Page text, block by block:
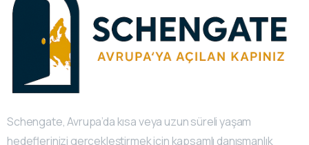
Schengate, Avrupa’da kısa veya uzun süreli yaşam
hedeflerinizi gerçekleştirmek için kapsamlı danışmanlık